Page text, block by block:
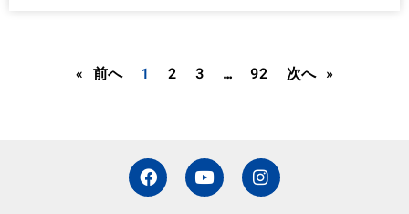
« 前へ 1 2 3 … 92 次へ »
F
a
c
Y
o
u
I
n
s